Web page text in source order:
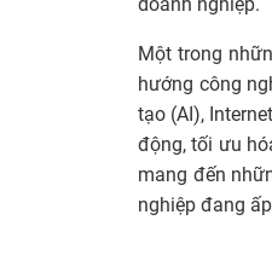
Một trong
hướng công
tạo (AI),
động, tối ưu
mang đến
nghiệp đang